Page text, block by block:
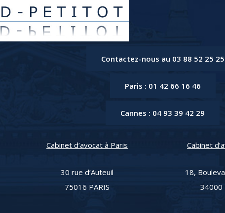
Contactez-nous au 03 88 52 25 25
Paris : 01 42 66 16 46
Cannes : 04 93 39 42 29
Cabinet d’avocat à Paris
30 rue d’Auteuil
75016 PARIS
Cabinet
18,
34000